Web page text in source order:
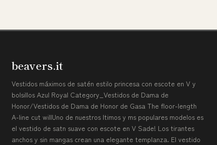
beavers.it
Vestidos máximos de satén estilo princesa con escote en V y
bolsillos Azul Royal Category_Vestidos de Dama de
Honor/Vestidos de Dama de Honor de Gasa The floor-length
A-line cut willUno de nuestros ltimos y ms populares modelos es
el vestido de satn suave con escote en V Sade! Los tirantes
anchos y sin mangas crean una elegante templanza. El vestido